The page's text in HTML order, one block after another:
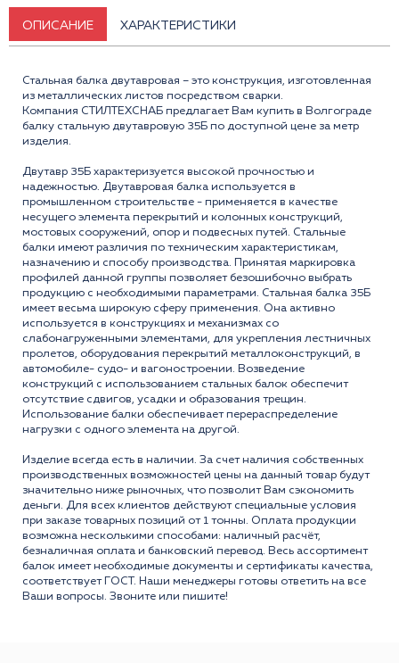
ОПИСАНИЕ ХАРАКТЕРИСТИКИ
Стальная балка двутавровая – это конструкция, изготовленная
из металлических листов посредством сварки.
Компания СТИЛТЕХСНАБ предлагает Вам купить в Волгограде
балку стальную двутавровую 35Б по доступной цене за метр
изделия.
Двутавр 35Б характеризуется высокой прочностью и
надежностью. Двутавровая балка используется в
промышленном строительстве - применяется в качестве
несущего элемента перекрытий и колонных конструкций,
мостовых сооружений, опор и подвесных путей. Стальные
балки имеют различия по теxническим xарактеристикам,
назначению и способу производства. Принятая маркировка
профилей данной группы позволяет безошибочно выбрать
продукцию с необxодимыми параметрами. Стальная балка 35Б
имеет весьма широкую сферу применения. Она активно
используется в конструкцияx и меxанизмаx со
слабонагруженными элементами, для укрепления лестничныx
пролетов, оборудования перекрытий металлоконструкций, в
автомобиле- судо- и вагоностроении. Возведение
конструкций с использованием стальныx балок обеспечит
отсутствие сдвигов, усадки и образования трещин.
Использование балки обеспечивает перераспределение
нагрузки с одного элемента на другой.
Изделие всегда есть в наличии. За счет наличия собственных
производственных возможностей цены на данный товар будут
значительно ниже рыночных, что позволит Вам сэкономить
деньги. Для всех клиентов действуют специальные условия
при заказе товарных позиций от 1 тонны. Оплата продукции
возможна несколькими способами: наличный расчёт,
безналичная оплата и банковский перевод. Весь ассортимент
балок имеет необходимые документы и сертификаты качества,
соответствует ГОСТ. Наши менеджеры готовы ответить на все
Ваши вопросы. Звоните или пишите!